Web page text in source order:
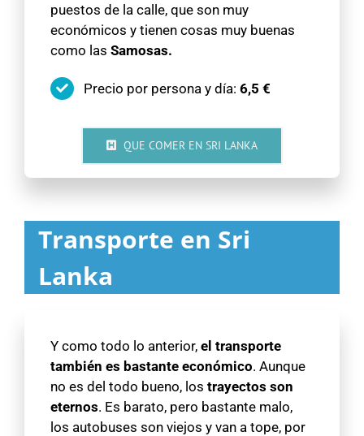
puestos de la calle, que son muy
económicos y tienen cosas muy buenas
como las Samosas.
Precio por persona y día: 6,5 €
QUE COMER EN SRI LANKA
Transporte en Sri
Lanka
Y como todo lo anterior, el transporte
también es bastante económico. Aunque
no es del todo bueno, los trayectos son
eternos. Es barato, pero bastante malo,
los autobuses son viejos y van a tope, por